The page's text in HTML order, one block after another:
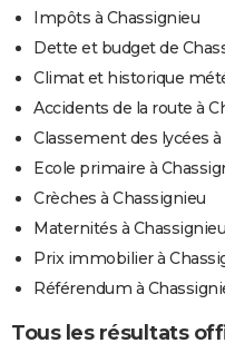
Impôts à Chassignieu
Dette et budget de
Climat et historique
Accidents de la route à
Classement des lycées
Ecole primaire à
Crèches à Chassignieu
Maternités à Chassignieu
Prix immobilier à
Référendum à
Tous les résultats